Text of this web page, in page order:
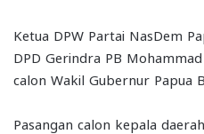
Ketua DPW Partai NasDem
DPD Gerindra PB
calon Wakil Gubernur Papua
Pasangan calon kepala